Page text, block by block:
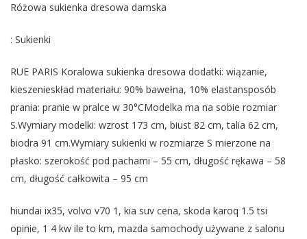
Różowa sukienka dresowa damska
: Sukienki
RUE PARIS Koralowa sukienka dresowa dodatki: wiązanie,
kieszenieskład materiału: 90% bawełna, 10% elastansposób
prania: pranie w pralce w 30°CModelka ma na sobie rozmiar
S.Wymiary modelki: wzrost 173 cm, biust 82 cm, talia 62 cm,
biodra 91 cm.Wymiary sukienki w rozmiarze S mierzone na
płasko: szerokość pod pachami – 55 cm, długość rękawa – 58
cm, długość całkowita – 95 cm
hiundai ix35, volvo v70 1, kia suv cena, skoda karoq 1.5 tsi
opinie, 1 4 kw ile to km, mazda samochody używane z salonu